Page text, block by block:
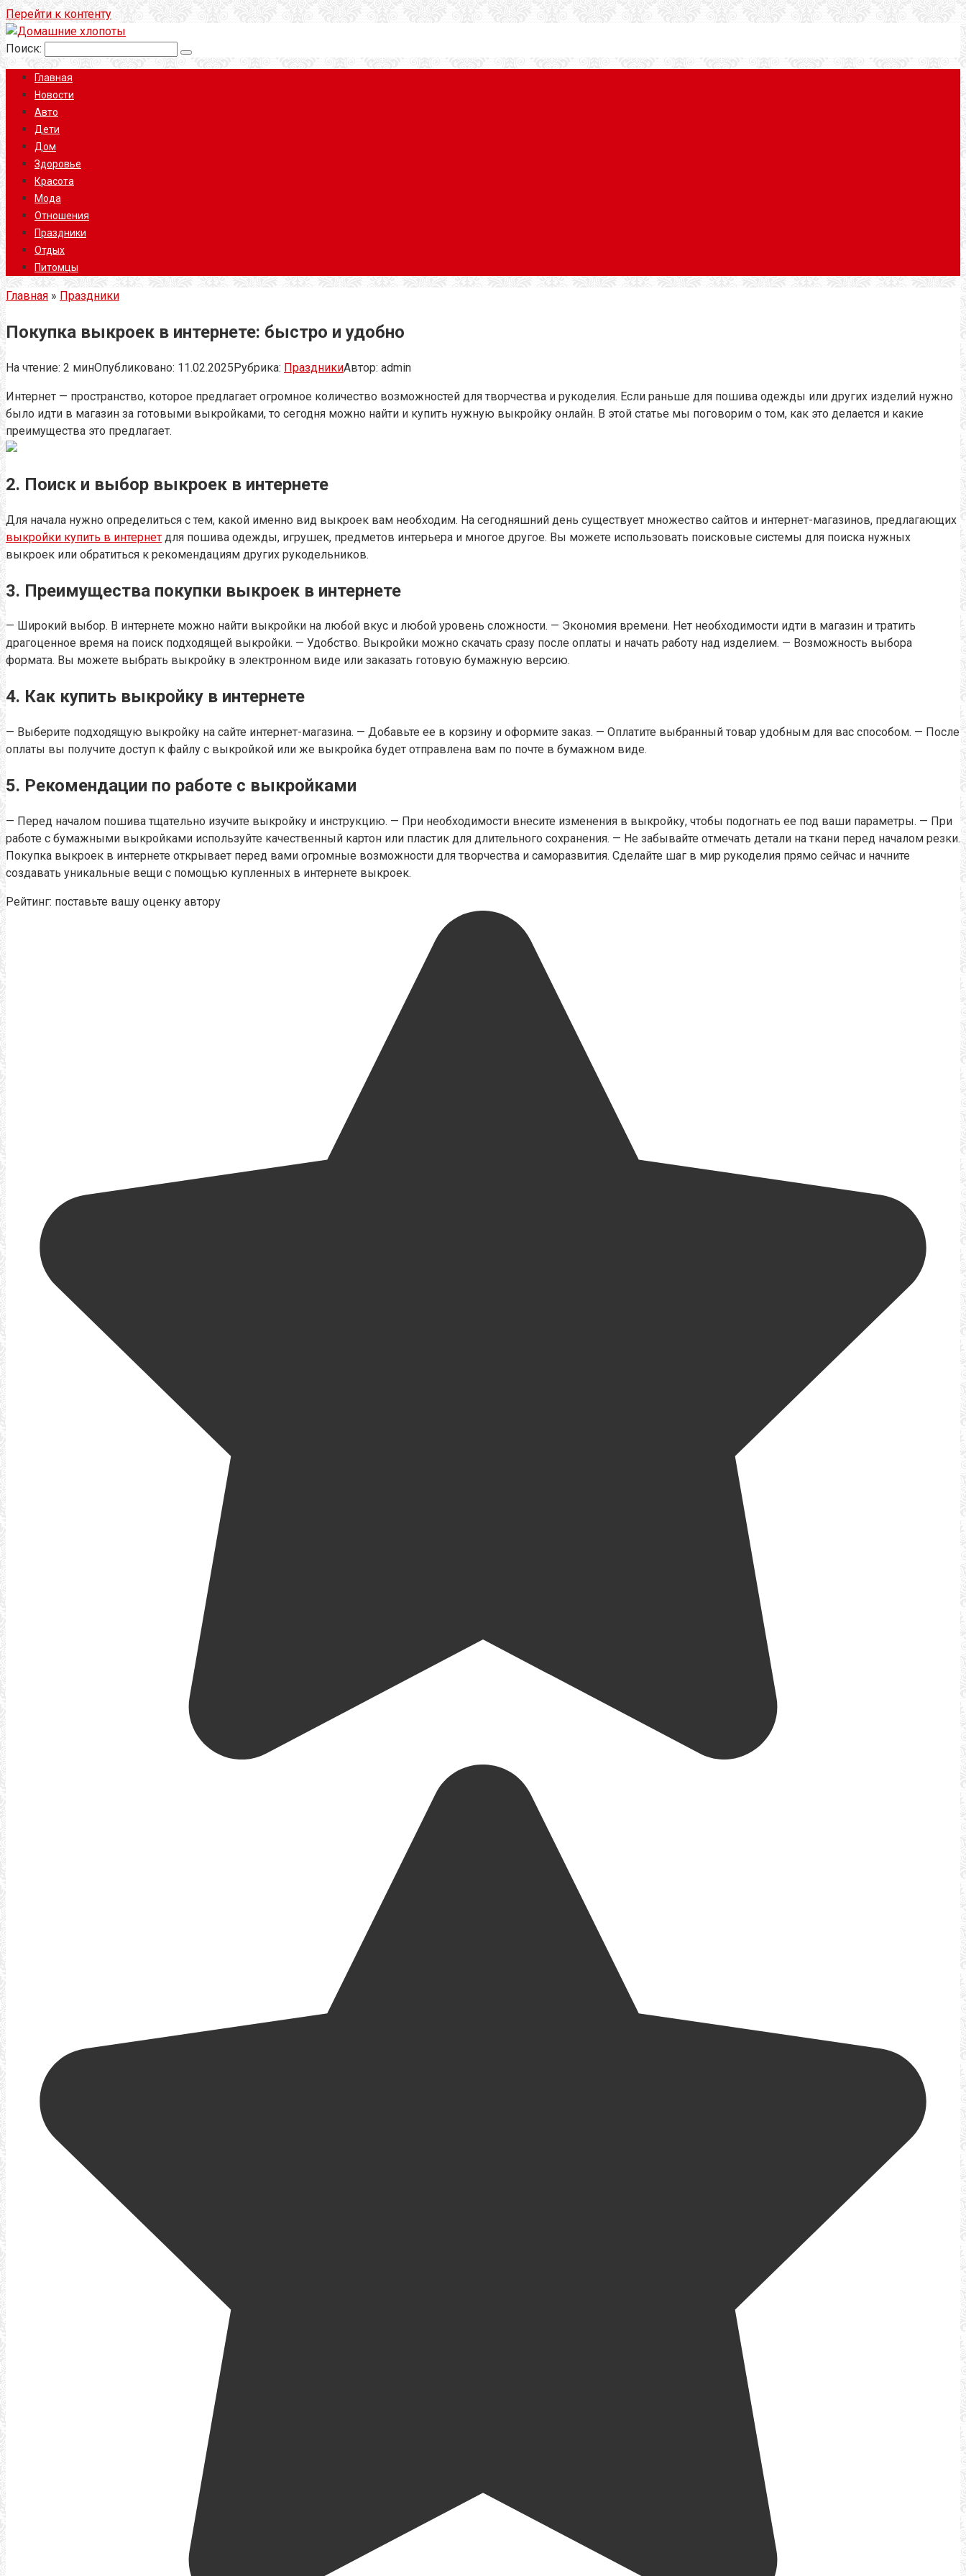
Перейти к контенту
Поиск:
Главная
Новости
Авто
Дети
Дом
Здоровье
Красота
Мода
Отношения
Праздники
Отдых
Питомцы
Главная » Праздники
Покупка выкроек в интернете: быстро и удобно
На чтение: 2 минОпубликовано: 11.02.2025Рубрика: ПраздникиАвтор: admin
Интернет — пространство, которое предлагает огромное количество возможностей для творчества и рукоделия. Если раньше для пошива одежды или других изделий нужно
было идти в магазин за готовыми выкройками, то сегодня можно найти и купить нужную выкройку онлайн. В этой статье мы поговорим о том, как это делается и какие
преимущества это предлагает.
2. Поиск и выбор выкроек в интернете
Для начала нужно определиться с тем, какой именно вид выкроек вам необходим. На сегодняшний день существует множество сайтов и интернет-магазинов, предлагающих
выкройки купить в интернет для пошива одежды, игрушек, предметов интерьера и многое другое. Вы можете использовать поисковые системы для поиска нужных
выкроек или обратиться к рекомендациям других рукодельников.
3. Преимущества покупки выкроек в интернете
— Широкий выбор. В интернете можно найти выкройки на любой вкус и любой уровень сложности. — Экономия времени. Нет необходимости идти в магазин и тратить
драгоценное время на поиск подходящей выкройки. — Удобство. Выкройки можно скачать сразу после оплаты и начать работу над изделием. — Возможность выбора
формата. Вы можете выбрать выкройку в электронном виде или заказать готовую бумажную версию.
4. Как купить выкройку в интернете
— Выберите подходящую выкройку на сайте интернет-магазина. — Добавьте ее в корзину и оформите заказ. — Оплатите выбранный товар удобным для вас способом. — После
оплаты вы получите доступ к файлу с выкройкой или же выкройка будет отправлена вам по почте в бумажном виде.
5. Рекомендации по работе с выкройками
— Перед началом пошива тщательно изучите выкройку и инструкцию. — При необходимости внесите изменения в выкройку, чтобы подогнать ее под ваши параметры. — При
работе с бумажными выкройками используйте качественный картон или пластик для длительного сохранения. — Не забывайте отмечать детали на ткани перед началом резки.
Покупка выкроек в интернете открывает перед вами огромные возможности для творчества и саморазвития. Сделайте шаг в мир рукоделия прямо сейчас и начните
создавать уникальные вещи с помощью купленных в интернете выкроек.
Рейтинг: поставьте вашу оценку автору